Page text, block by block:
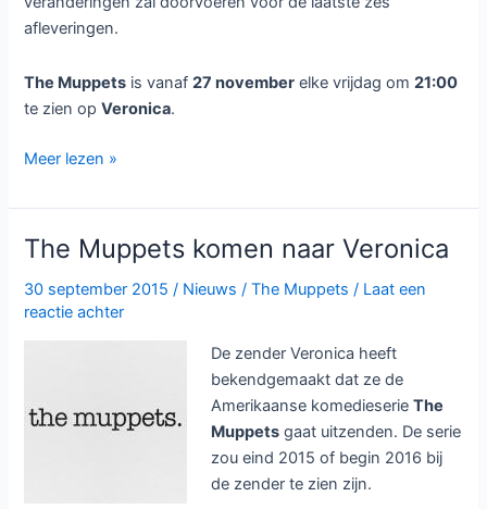
afleveringen.
The Muppets is vanaf27 november elke vrijdag om21:00
te zien opVeronica.
The
vanaf
27
november
bij
Veronica
Meer lezen »
The Muppets komen naar Veronica
30 september 2015/ Nieuws /The Muppets / Laat een
reactie achter
De zender Veronica heeft
bekendgemaakt dat ze de
Amerikaanse komedieserieThe
Muppets gaat uitzenden. De serie
zou eind 2015 of begin 2016 bij
de zender te zien zijn.